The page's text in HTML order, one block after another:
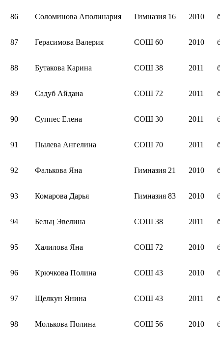
86 Соломинова Аполинария Гимназия 16 2010
87 Герасимова Валерия СОШ 60 2010
88 Бутакова Карина СОШ 38 2011
89 Садуб Айдана СОШ 72 2011
90 Суппес Елена СОШ 30 2011
91 Пылева Ангелина СОШ 70 2011
92 Фалькова Яна Гимназия 21 2010
93 Комарова Дарья Гимназия 83 2010
94 Бельц Эвелина СОШ 38 2011
95 Халилова Яна СОШ 72 2010
96 Крючкова Полина СОШ 43 2010
97 Щелкун Янина СОШ 43 2011
98 Молькова Полина СОШ 56 2010